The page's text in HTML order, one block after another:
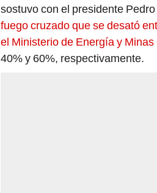
sostuvo con el presidente
fuego cruzado que se desató
el Ministerio de Energía y Minas
40% y 60%, respectivamente.